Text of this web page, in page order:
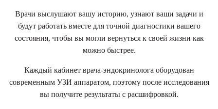
Врачи выслушают вашу историю, узнают ваши задачи и
будут работать вместе для точной диагностики вашего
состояния, чтобы вы могли вернуться к своей жизни как
можно быстрее.
Каждый кабинет врача-эндокринолога оборудован
современным УЗИ аппаратом, поэтому после исследования
вы получите результаты с расшифровкой.